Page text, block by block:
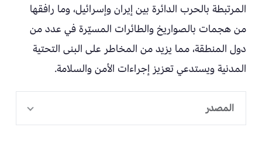
المرتبطة بالحرب الدائرة بين إيران وإسرائيل، وما رافقها
من هجمات بالصواريخ والطائرات المسيّرة في عدد من
دول المنطقة، مما يزيد من المخاطر على البنى التحتية
المدنية ويستدعي تعزيز إجراءات الأمن والسلامة.
المصدر